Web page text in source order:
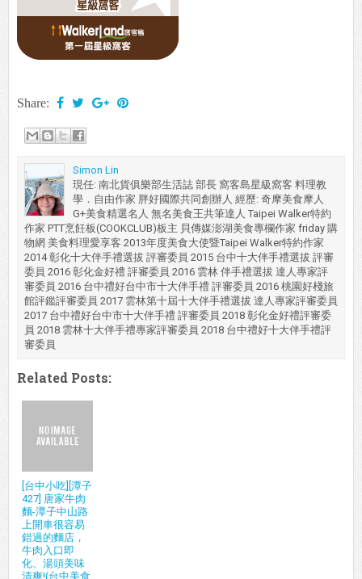
Share:
Simon Lin
現任: 南北貨俱樂部生活誌 部長 窩客島星級窩客 料理教
學．自由作家 胖好國際共同創辦人 經歷: 奇摩美食摩人
G+美食精選名人 無名美食王共筆達人 Taipei Walker特約
作家 PTT烹飪板(COOKCLUB)板主 貝傳媒澎湖美食專欄作家 friday 購
物網 美食料理愛享客 2013年度美食大使暨Taipei Walker特約作家
2014 彰化十大伴手禮選拔 評審委員 2015 台中十大伴手禮選拔 評審
委員 2016 彰化金好禮 評審委員 2016 雲林 伴手禮選拔 達人專家評
審委員 2016 台中禮好台中市十大伴手禮 評審委員 2016 桃園好棧旅
館評鑑評審委員 2017 雲林第十屆十大伴手禮選拔 達人專家評審委員
2017 台中禮好台中市十大伴手禮 評審委員 2018 彰化金好禮評審委
員 2018 雲林十大伴手禮專家評審委員 2018 台中禮好十大伴手禮評
審委員
Related Posts:
[台中小吃][潭子
427] 唐家牛肉
麵-潭子中山路
上開車很容易
錯過的麵店，
牛肉入口即
化、湯頭美味
清爽!(台中美食